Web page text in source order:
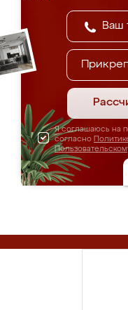
Я соглашаюсь на
согласно